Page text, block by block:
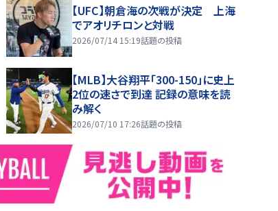
【UFC】朝倉海の次戦が決定 上海
でアオリチロンと対戦
2026/07/14 15:19話題の投稿
【MLB】大谷翔平「300-150」に史上
2位の速さで到達 記録の意味を読
み解く
2026/07/10 17:26話題の投稿